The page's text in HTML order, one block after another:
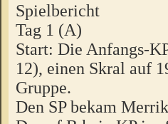
Spielbericht
Tag 1 (A)
Start: Die Anfangs-
12), einen Skral auf
Gruppe.
Den SP bekam